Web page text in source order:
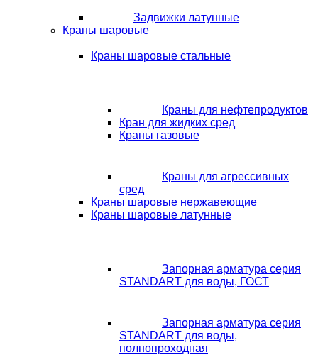
Задвижки латунные
Краны шаровые
Краны шаровые стальные
Краны для нефтепродуктов
Кран для жидких сред
Краны газовые
Краны для агрессивных
сред
Краны шаровые нержавеющие
Краны шаровые латунные
Запорная арматура серия
STANDART для воды, ГОСТ
Запорная арматура серия
STANDART для воды,
полнопроходная